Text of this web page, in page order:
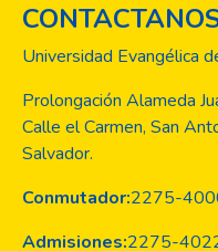
Universidad Evangélica
Prolongación Alameda
Calle el Carmen, San
Salvador.
Conmutador:2275-
Admisiones:2275-